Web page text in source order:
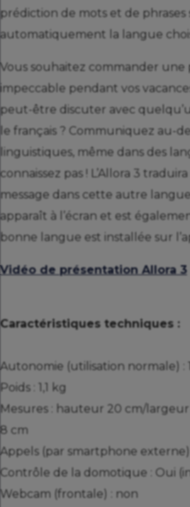
prédiction de mots et de phrases
automatiquement la langue
Vous souhaitez commander une
impeccable pendant vos
peut-être discuter avec
le français ? Communiquez au-
linguistiques, même dans des
connaissez pas ! L’Allora 3
message dans cette autre
apparaît à l’écran et est
bonne langue est installée sur
Vidéo de présentation Allora 3
Caractéristiques techniques :
Autonomie (utilisation normale) :
Poids : 1,1 kg
Mesures : hauteur 20 cm/
8 cm
Appels (par smartphone externe)
Contrôle de la domotique : Oui
Webcam (frontale) : non